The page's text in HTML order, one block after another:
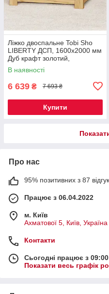
Ліжко двоспальне Tobi Sho
LIBERTY ДСП, 1600х2000 мм
Дуб крафт золотий,
1600х2000 мм
В наявності
6 639 ₴ 7 693 ₴
Купити
Про нас
95% позитивних з 87
Працює з 06.04.2022
м. Київ
Ахматової 5, Київ, Україна
Контакти
Сьогодні працює з
Показати весь графік